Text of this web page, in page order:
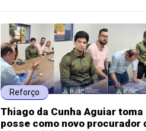
Reforço
Thiago da Cunha Aguiar toma
posse como novo procurador